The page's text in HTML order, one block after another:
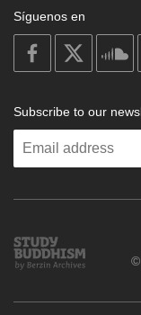
Síguenos en
on
facebook
Subscribe to our
Enter
Study
Buddhism
©